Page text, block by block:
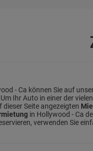
- Ca können Sie auf
Ihr Auto in einer der
dieser Seite angezeigten
in Hollywood - Ca
verwenden Sie